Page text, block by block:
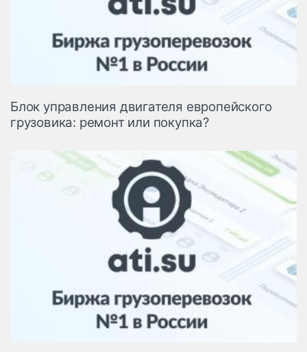
Блок управления двигателя европейского
грузовика: ремонт или покупка?